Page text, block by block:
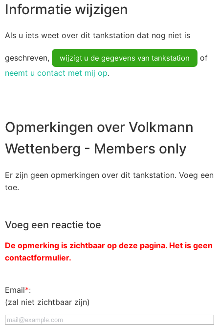
Informatie wijzigen
Als u iets weet over dit tankstation dat nog niet is
geschreven, wijzigt u de gegevens van tankstation
of
neemt u contact met mij op.
Opmerkingen over Volkmann
Wettenberg - Members only
Er zijn geen opmerkingen over dit tankstation. Voeg een
toe.
Voeg een reactie toe
De opmerking is zichtbaar op deze pagina. Het is geen
contactformulier.
Email*:
(zal niet zichtbaar zijn)